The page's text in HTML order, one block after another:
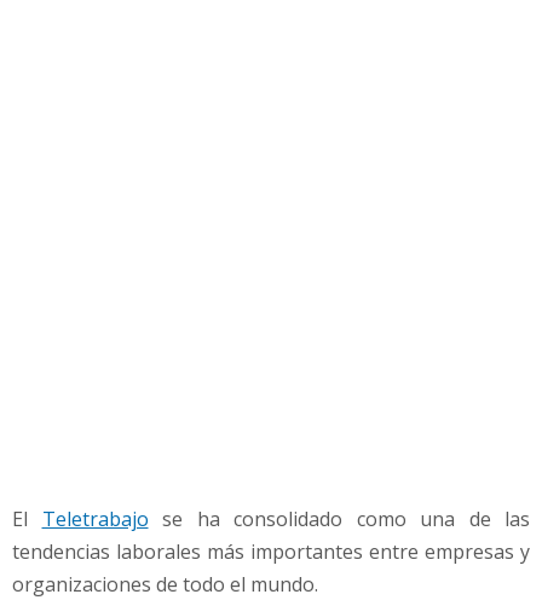
El Teletrabajo se ha consolidado como una de las
tendencias laborales más importantes entre empresas y
organizaciones de todo el mundo.